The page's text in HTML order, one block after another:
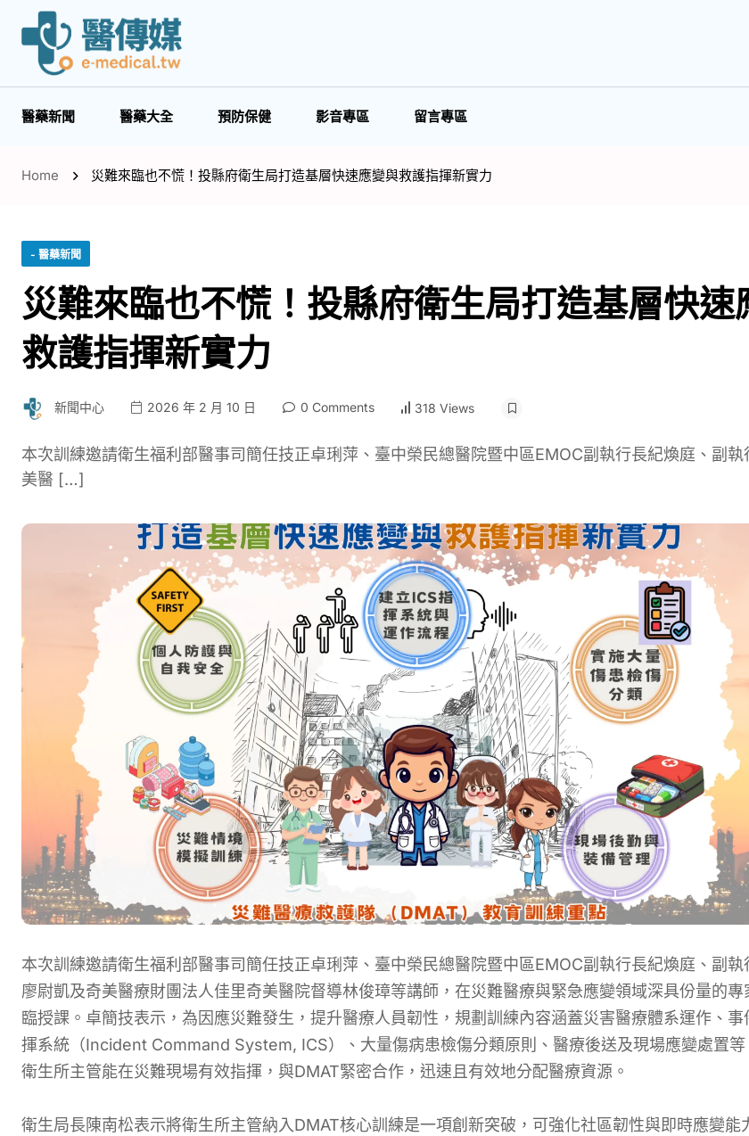
醫藥新聞 醫藥大全 預防保健 影音專區 留言專區
Home 災難來臨也不慌！投縣府衛生局打造基層快速應變與救護指揮新實力
- 醫藥新聞
災難來臨也不慌！投縣府衛生局打造基層快速
救護指揮新實力
新聞中心 2026 年 2 月 10 日 0 Comments 318 Views
本次訓練邀請衛生福利部醫事司簡任技正卓琍萍、臺中榮民總醫院暨中區EMOC副執行長紀煥庭、副執
美醫 […]
本次訓練邀請衛生福利部醫事司簡任技正卓琍萍、臺中榮民總醫院暨中區EMOC副執行長紀煥庭、副執
廖尉凱及奇美醫療財團法人佳里奇美醫院督導林俊璋等講師，在災難醫療與緊急應變領域深具份量的專
臨授課。卓簡技表示，為因應災難發生，提升醫療人員韌性，規劃訓練內容涵蓋災害醫療體系運作、事
揮系統（Incident Command System, ICS）、大量傷病患檢傷分類原則、醫療後送及現場應變處置等
衛生所主管能在災難現場有效指揮，與DMAT緊密合作，迅速且有效地分配醫療資源。
衛生局長陳南松表示將衛生所主管納入DMAT核心訓練是一項創新突破，可強化社區韌性與即時應變能